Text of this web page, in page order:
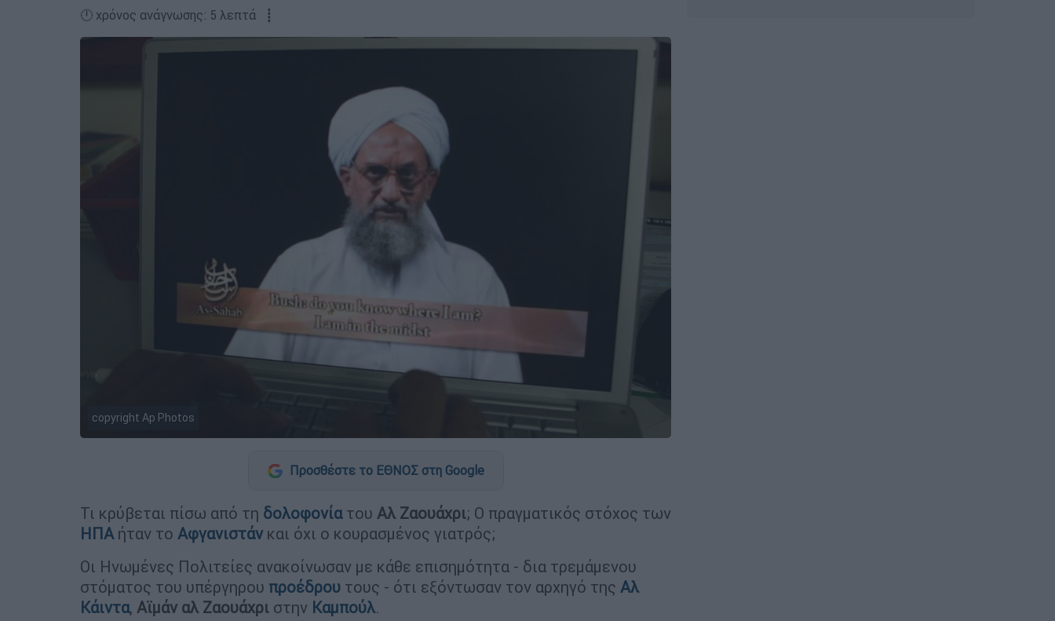
🕛 χρόνος ανάγνωσης: 5 λεπτά ┋
copyright Ap Photos
Προσθέστε το ΕΘΝΟΣ στη Google
Τι κρύβεται πίσω από τη δολοφονία του Αλ Ζαουάχρι; Ο πραγματικός στόχος των
ΗΠΑ ήταν το Αφγανιστάν και όχι ο κουρασμένος γιατρός;
Οι Ηνωμένες Πολιτείες ανακοίνωσαν με κάθε επισημότητα - δια τρεμάμενου
στόματος του υπέργηρου προέδρου τους - ότι εξόντωσαν τον αρχηγό της Αλ
Κάιντα, Αϊμάν αλ Ζαουάχρι στην Καμπούλ.